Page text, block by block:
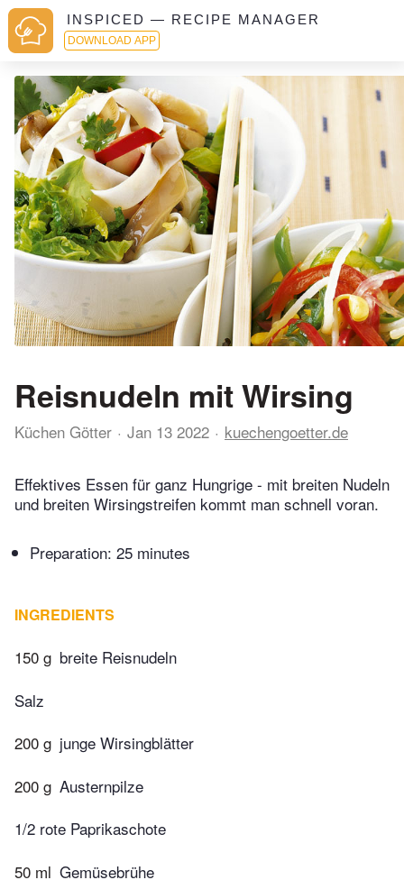
INSPICED — RECIPE MANAGER
DOWNLOAD APP
Reisnudeln mit Wirsing
Küchen Götter Jan 13 2022 kuechengoetter.de
Effektives Essen für ganz Hungrige - mit breiten Nudeln
und breiten Wirsingstreifen kommt man schnell voran.
Preparation: 25 minutes
INGREDIENTS
150 g breite Reisnudeln
Salz
200 g junge Wirsingblätter
200 g Austernpilze
1/2 rote Paprikaschote
50 ml Gemüsebrühe